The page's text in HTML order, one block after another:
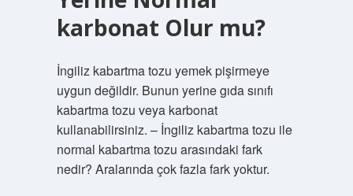
karbonat Olur mu?
İngiliz kabartma tozu yemek pişirmeye
uygun değildir. Bunun yerine gıda sınıfı
kabartma tozu veya karbonat
kullanabilirsiniz. – İngiliz kabartma tozu ile
normal kabartma tozu arasındaki fark
nedir? Aralarında çok fazla fark yoktur.